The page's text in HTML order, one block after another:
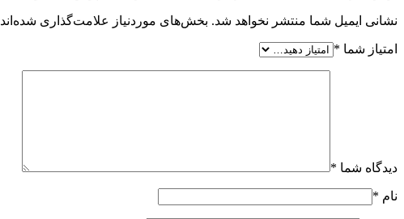
نشانی ایمیل شما منتشر نخواهد شد. بخش‌های موردنیاز علامت‌گذاری شده‌اند
امتیاز شما *
دیدگاه شما *
نام *